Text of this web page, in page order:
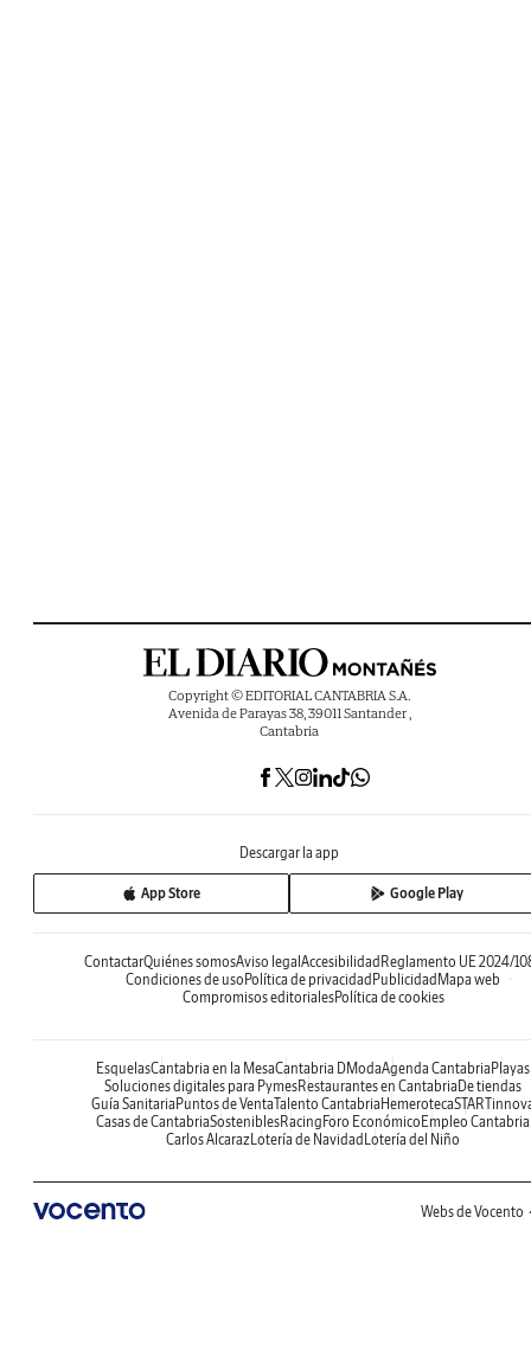
Copyright © EDITORIAL CANTABRIA S.A.
Avenida de Parayas 38, 39011 Santander ,
Cantabria
Descargar la app
App Store Google Play
ContactarQuiénes somosAviso legalAccesibilidadReglamento UE 2024/
Condiciones de usoPolítica de privacidadPublicidadMapa web
Compromisos editorialesPolítica de cookies
EsquelasCantabria en la MesaCantabria DModaAgenda CantabriaPlayas
Soluciones digitales para PymesRestaurantes en CantabriaDe tiendas
Guía SanitariaPuntos de VentaTalento CantabriaHemeroteca
Casas de CantabriaSosteniblesRacingForo EconómicoEmpleo Cantabria
Carlos AlcarazLotería de NavidadLotería del Niño
Webs de Vocento